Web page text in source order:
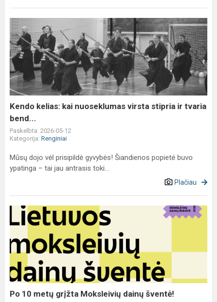
Kendo
kelias:
kai
nuoseklumas
virsta
stipria
ir
tvaria
bend...
Kendo kelias: kai nuoseklumas virsta stipria ir tvaria
bend...
Paskelbta: 2026-05-12
Kategorija: Renginiai
Mūsų dojo vėl prisipildė gyvybės! Šiandienos popietė buvo
ypatinga – tai jau antrasis toki...
Plačiau
10
grįžta
Moksleivių
dainų
šventė!
Po 10 metų grįžta Moksleivių dainų šventė!